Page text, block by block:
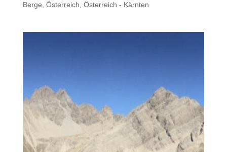
Berge Österreich Österreich - Kärnten